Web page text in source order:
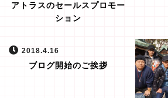
アトラスのセールスプロモー
ション
2018.4.16
ブログ開始のご挨拶